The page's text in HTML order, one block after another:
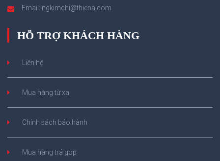
Email: ngkimchi@thiena.com
HỖ TRỢ KHÁCH HÀNG
Liên hệ
Mua hàng từ xa
Chính sách bảo hành
Mua hàng trả góp